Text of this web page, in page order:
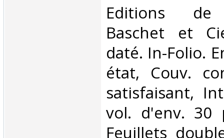
‎Editions de
Baschet et
daté. In-Folio.
état, Couv.
satisfaisant,
vol. d'env. 30
Feuillets